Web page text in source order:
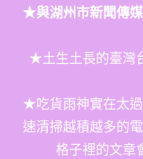
★與湖州市新聞傳
★土生土長的臺灣
★吃貨雨神實在太
速清掃越積越多的
格子裡的文章